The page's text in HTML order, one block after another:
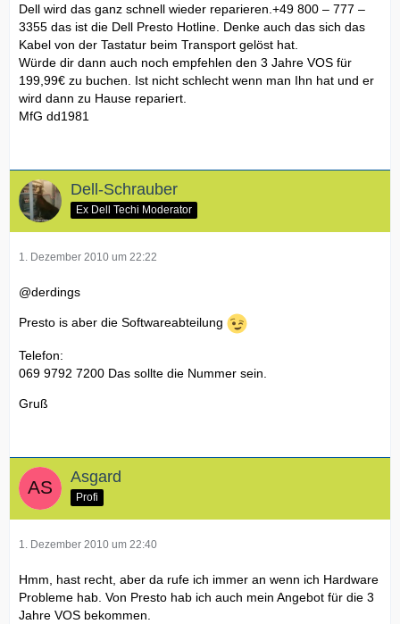
Dell wird das ganz schnell wieder reparieren.+49 800 – 777 –
3355 das ist die Dell Presto Hotline. Denke auch das sich das
Kabel von der Tastatur beim Transport gelöst hat.
Würde dir dann auch noch empfehlen den 3 Jahre VOS für
199,99€ zu buchen. Ist nicht schlecht wenn man Ihn hat und er
wird dann zu Hause repariert.
MfG dd1981
Dell-Schrauber
Ex Dell Techi Moderator
1. Dezember 2010 um 22:22
@derdings
Presto is aber die Softwareabteilung
Telefon:
069 9792 7200 Das sollte die Nummer sein.
Gruß
Asgard
Profi
1. Dezember 2010 um 22:40
Hmm, hast recht, aber da rufe ich immer an wenn ich Hardware
Probleme hab. Von Presto hab ich auch mein Angebot für die 3
Jahre VOS bekommen.